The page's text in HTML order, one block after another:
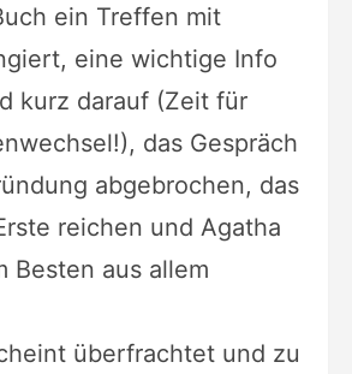
ein Treffen mit
eine wichtige Info
kurz darauf (Zeit für
das Gespräch
abgebrochen, das
reichen und Agatha
Besten aus allem
überfrachtet und zu